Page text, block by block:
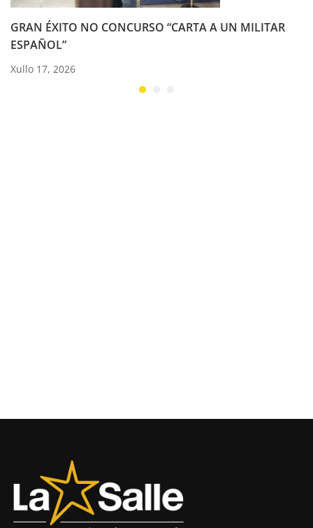
GRAN ÉXITO NO CONCURSO “CARTA A UN MILITAR
ESPAÑOL”
Xullo 17, 2026